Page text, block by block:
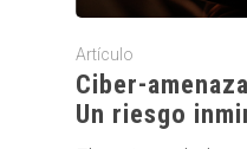
Artículo
Ciber-
Un riesgo